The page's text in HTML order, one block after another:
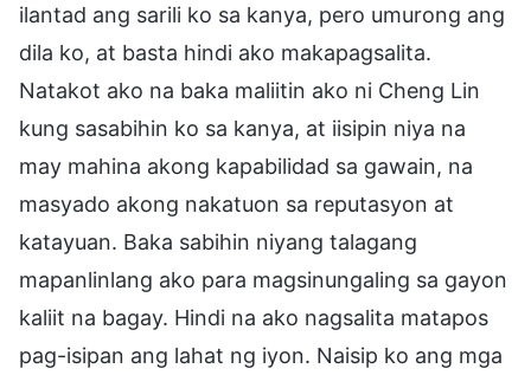
ilantad ang sarili ko sa kanya, pero umurong ang
dila ko, at basta hindi ako makapagsalita.
Natakot ako na baka maliitin ako ni Cheng Lin
kung sasabihin ko sa kanya, at iisipin niya na
may mahina akong kapabilidad sa gawain, na
masyado akong nakatuon sa reputasyon at
katayuan. Baka sabihin niyang talagang
mapanlinlang ako para magsinungaling sa gayon
kaliit na bagay. Hindi na ako nagsalita matapos
pag-isipan ang lahat ng iyon. Naisip ko ang mga